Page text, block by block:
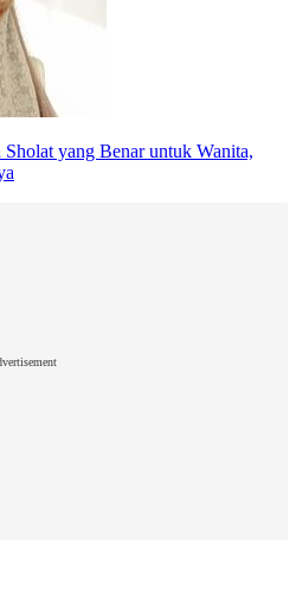
Sholat yang Benar untuk Wanita,